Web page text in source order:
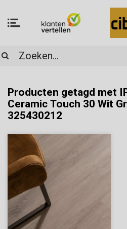
Producten getagd met
Ceramic Touch 30 Wit
325430212